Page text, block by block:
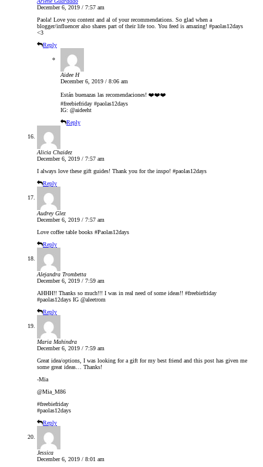
December 6, 2019 / 7:57 am
Paola! Love you content and al of your recommendations. So glad when a
blogger/influencer also shares part of their life too. You feed is amazing! #paolas12days
<3
Reply
Aidee H
December 6, 2019 / 8:06 am
Están buenazas las recomendaciones! ❤️❤️❤️
#freebiefriday #paolas12days
IG: @aideeht
Reply
Alicia Chaidez
December 6, 2019 / 7:57 am
I always love these gift guides! Thank you for the inspo! #paolas12days
Reply
Audrey Glez
December 6, 2019 / 7:57 am
Love coffee table books #Paolas12days
Reply
Alejandra Trombetta
December 6, 2019 / 7:59 am
AHHH!! Thanks so much!!! I was in real need of some ideas!! #freebiefriday
#paolas12days IG @aleetrom
Reply
Maria Mahindra
December 6, 2019 / 7:59 am
Great idea/options, I was looking for a gift for my best friend and this post has given me
some great ideas… Thanks!
-Mia
@Mia_M86
#freebiefriday
#paolas12days
Reply
Jessica
December 6, 2019 / 8:01 am